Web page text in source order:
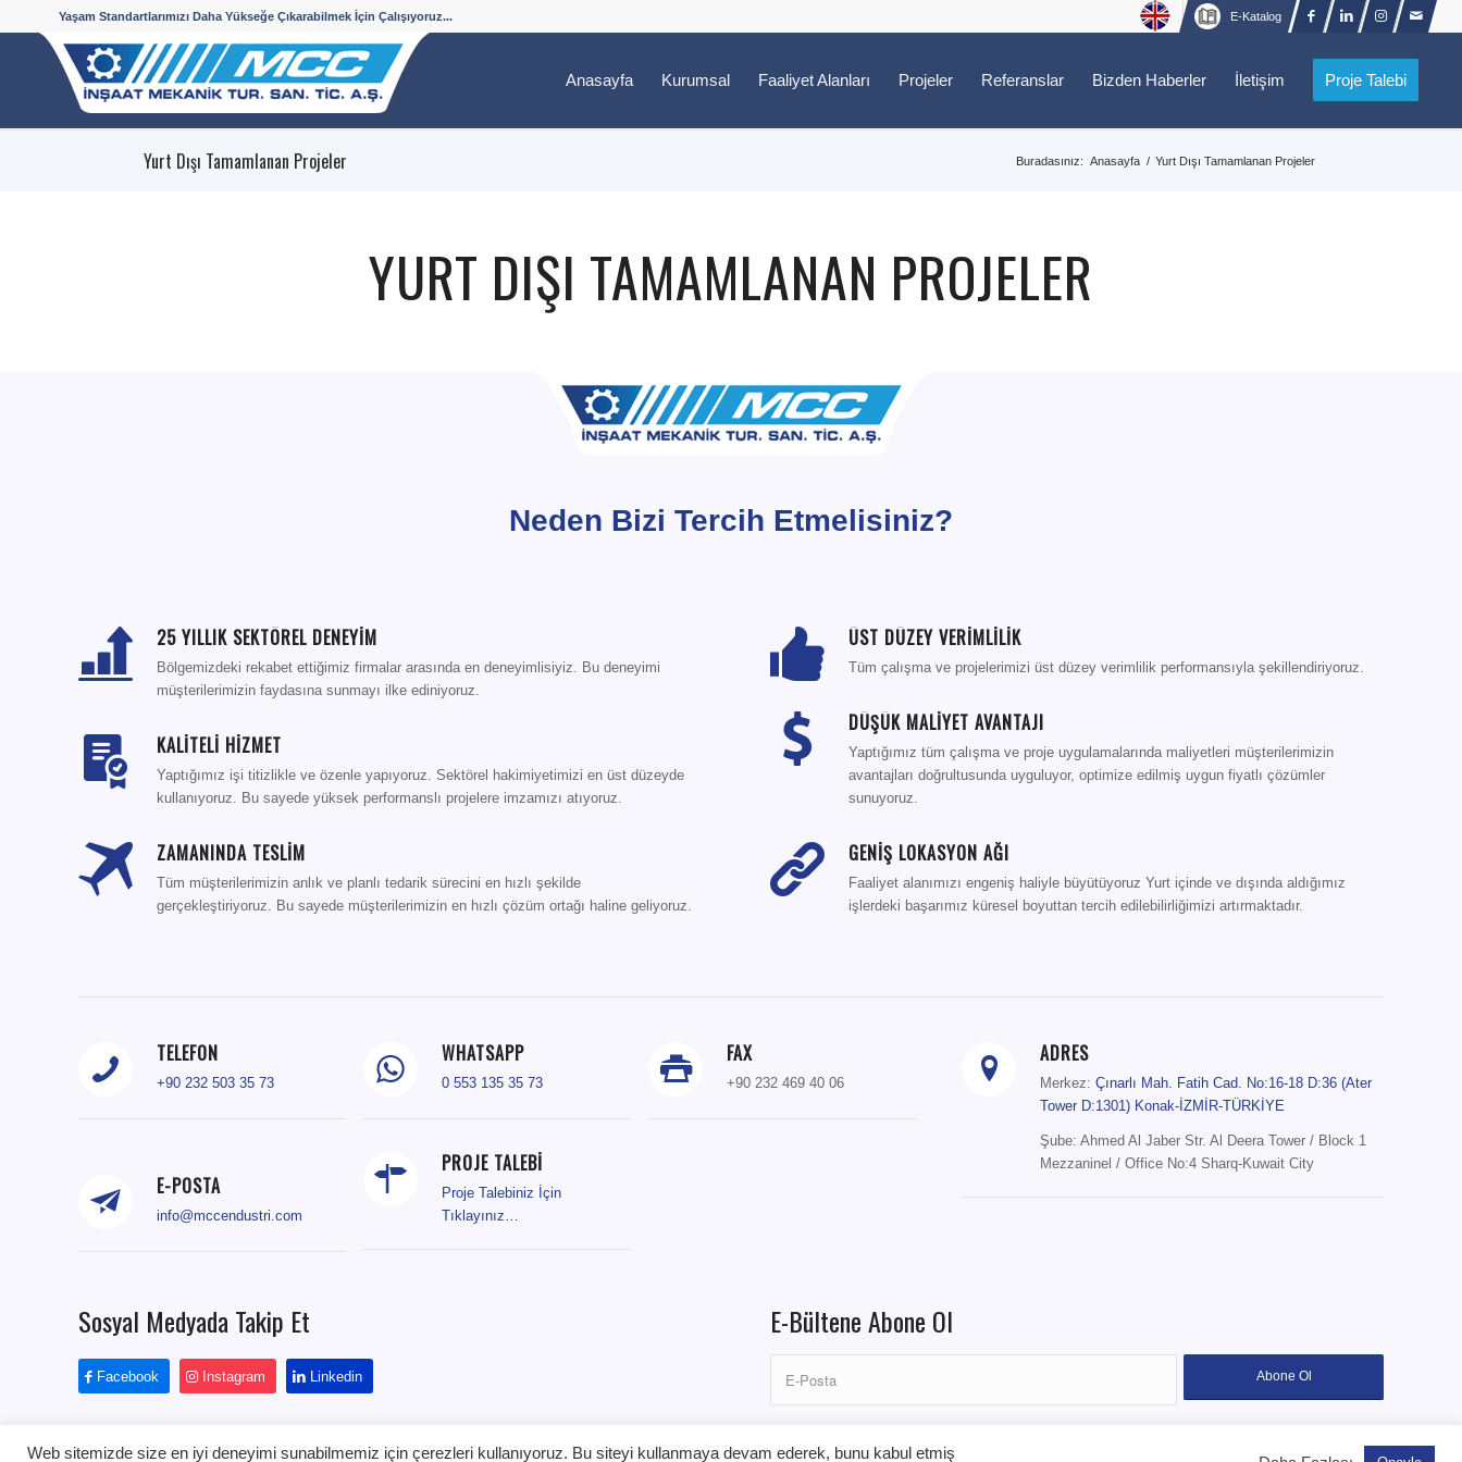
E-Katalog
Yaşam Standartlarımızı Daha Yükseğe Çıkarabilmek İçin Çalışıyoruz...
Anasayfa Kurumsal Faaliyet Alanları Projeler Referanslar Bizden Haberler İletişim Proje Talebi
Yurt Dışı Tamamlanan Projeler Buradasınız: Anasayfa / Yurt Dışı Tamamlanan Projeler
YURT DIŞI TAMAMLANAN PROJELER
Neden Bizi Tercih Etmelisiniz?
25 YILLIK SEKTÖREL DENEYİM
Bölgemizdeki rekabet ettiğimiz firmalar arasında en deneyimlisiyiz. Bu deneyimi
müşterilerimizin faydasına sunmayı ilke ediniyoruz.
KALİTELİ HİZMET
Yaptığımız işi titizlikle ve özenle yapıyoruz. Sektörel hakimiyetimizi en üst düzeyde
kullanıyoruz. Bu sayede yüksek performanslı projelere imzamızı atıyoruz.
ZAMANINDA TESLİM
Tüm müşterilerimizin anlık ve planlı tedarik sürecini en hızlı şekilde
gerçekleştiriyoruz. Bu sayede müşterilerimizin en hızlı çözüm ortağı haline geliyoruz.
ÜST DÜZEY VERİMLİLİK
Tüm çalışma ve projelerimizi üst düzey verimlilik performansıyla şekillendiriyoruz.
DÜŞÜK MALİYET AVANTAJI
Yaptığımız tüm çalışma ve proje uygulamalarında maliyetleri müşterilerimizin
avantajları doğrultusunda uyguluyor, optimize edilmiş uygun fiyatlı çözümler
sunuyoruz.
GENİŞ LOKASYON AĞI
Faaliyet alanımızı engeniş haliyle büyütüyoruz Yurt içinde ve dışında aldığımız
işlerdeki başarımız küresel boyuttan tercih edilebilirliğimizi artırmaktadır.
TELEFON
+90 232 503 35 73
WHATSAPP
0 553 135 35 73
FAX
+90 232 469 40 06
E-POSTA
info@mccendustri.com
PROJE TALEBİ
Proje Talebiniz İçin
Tıklayınız…
ADRES
Merkez: Çınarlı Mah. Fatih Cad. No:16-18 D:36 (Ater
Tower D:1301) Konak-İZMİR-TÜRKİYE
Şube: Ahmed Al Jaber Str. Al Deera Tower / Block 1
Mezzaninel / Office No:4 Sharq-Kuwait City
Sosyal Medyada Takip Et
Facebook Instagram Linkedin
E-Bültene Abone Ol
Web sitemizde size en iyi deneyimi sunabilmemiz için çerezleri kullanıyoruz. Bu siteyi kullanmaya devam ederek, bunu kabul etmiş